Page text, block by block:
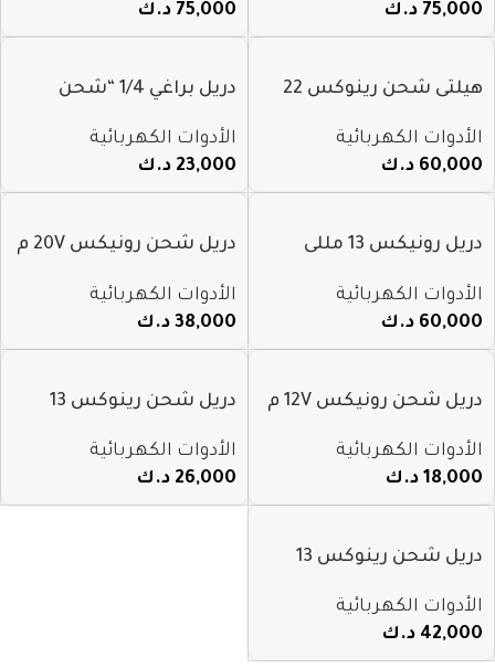
75,000 د.ك
75,000 د.ك
هيلتى شحن رينوكس 22
الأدوات الكهربائية
60,000 د.ك
دريل براغي 1/4 “شحن
الأدوات الكهربائية
23,000 د.ك
دريل رونيكس 13 مللى
8905
الأدوات الكهربائية
60,000 د.ك
دريل شحن رونيكس 20V م
الأدوات الكهربائية
38,000 د.ك
دريل شحن رونيكس 12V م
الأدوات الكهربائية
18,000 د.ك
دريل شحن رينوكس 13
الأدوات الكهربائية
26,000 د.ك
دريل شحن رينوكس 13
الأدوات الكهربائية
42,000 د.ك